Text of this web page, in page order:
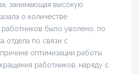
занимающая высокую
о количестве
было уволено, по
отдела по связи с
оптимизации работы
работников, наряду с